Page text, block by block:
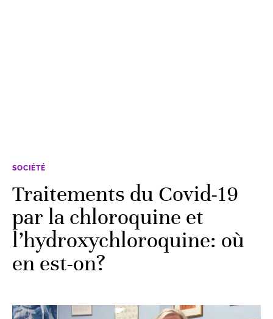
SOCIÉTÉ
Traitements du Covid-19
par la chloroquine et
l’hydroxychloroquine: où
en est-on?